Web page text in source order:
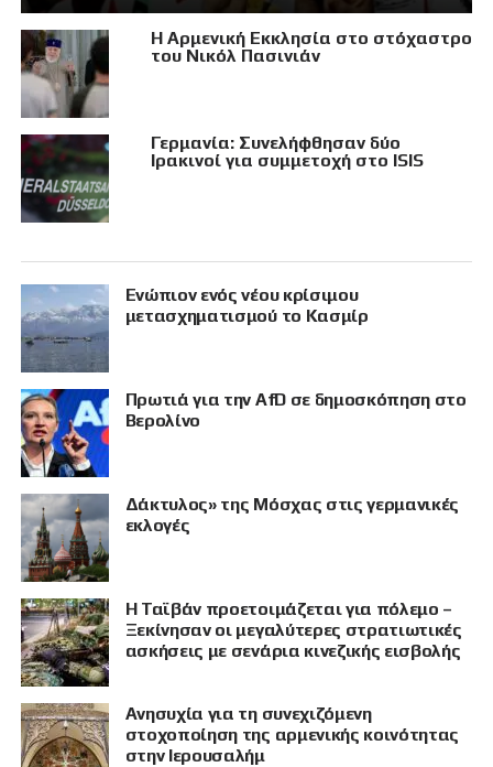
Η Αρμενική Εκκλησία στο στόχαστρο
του Νικόλ Πασινιάν
Γερμανία: Συνελήφθησαν δύο
Ιρακινοί για συμμετοχή στο ISIS
Eνώπιον ενός νέου κρίσιμου
μετασχηματισμού το Κασμίρ
Πρωτιά για την AfD σε δημοσκόπηση στο
Βερολίνο
Δάκτυλος» της Μόσχας στις γερμανικές
εκλογές
Η Ταϊβάν προετοιμάζεται για πόλεμο –
Ξεκίνησαν οι μεγαλύτερες στρατιωτικές
ασκήσεις με σενάρια κινεζικής εισβολής
Ανησυχία για τη συνεχιζόμενη
στοχοποίηση της αρμενικής κοινότητας
στην Ιερουσαλήμ